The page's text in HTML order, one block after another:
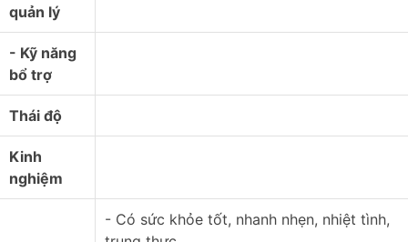
quản lý
- Kỹ năng
bổ trợ
Thái độ
Kinh
nghiệm
- Có sức khỏe tốt, nhanh nhẹn, nhiệt tình,